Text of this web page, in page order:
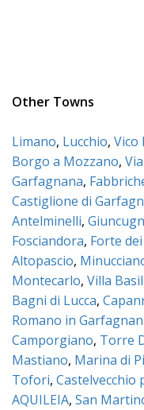
Other Towns
Limano, Lucchio, Vico
Borgo a Mozzano,
Garfagnana,
Castiglione di
Antelminelli,
Fosciandora, Forte
Altopascio,
Montecarlo, Villa
Bagni di Lucca,
Romano in
Camporgiano, Torre
Mastiano, Marina di
Tofori, Castelvecchio
AQUILEIA, San